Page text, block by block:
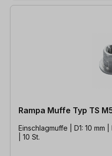
Rampa Muffe Typ TS
Einschlagmuffe | D1: 10 mm
| 10 St.